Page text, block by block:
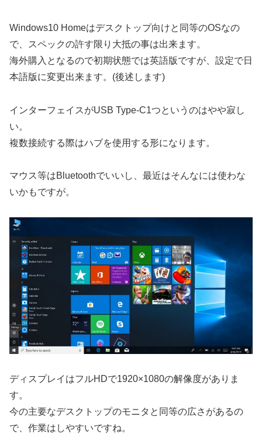
Windows10 Homeはデスクトップ向けと同等のOSなの
で、スペックの許す限り大抵の事は出来ます。
海外購入となるので初期状態では英語版ですが、設定で日
本語版に変更出来ます。(後述します)
インターフェイスがUSB Type-C1つというのはやや寂し
い。
複数接続する際はハブを使用する形になります。
マウス等はBluetoothでいいし、最近はそんなには使わな
いかもですが。
ディスプレイはフルHDで1920×1080の解像度がありま
す。
今の主要なデスクトップのモニタと同等の広さがあるの
で、作業はしやすいですね。